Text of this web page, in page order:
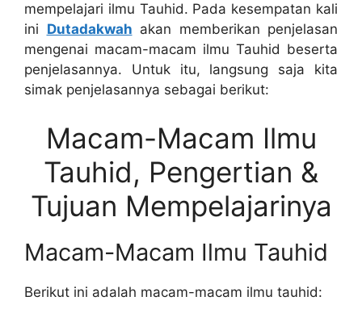
mempelajari ilmu Tauhid. Pada kesempatan kali
ini Dutadakwah akan memberikan penjelasan
mengenai macam-macam ilmu Tauhid beserta
penjelasannya. Untuk itu, langsung saja kita
simak penjelasannya sebagai berikut:
Macam-Macam Ilmu
Tauhid, Pengertian &
Tujuan Mempelajarinya
Macam-Macam Ilmu Tauhid
Berikut ini adalah macam-macam ilmu tauhid: